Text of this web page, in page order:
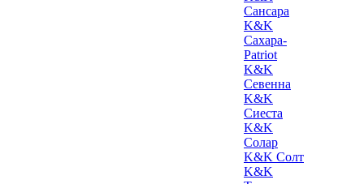
Сансара
K&K
Сахара-
Patriot
K&K
Севенна
K&K
Сиеста
K&K
Солар
K&K Солт
K&K